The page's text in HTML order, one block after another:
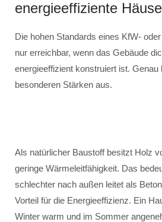
energieeffiziente
Die hohen Standards eines KfW-
nur erreichbar, wenn das Gebäude
energieeffizient konstruiert ist. Genau
besonderen Stärken aus.
Als natürlicher Baustoff besitzt Holz
geringe Wärmeleitfähigkeit. Das
schlechter nach außen leitet als
Vorteil für die Energieeffizienz. Ein
Winter warm und im Sommer